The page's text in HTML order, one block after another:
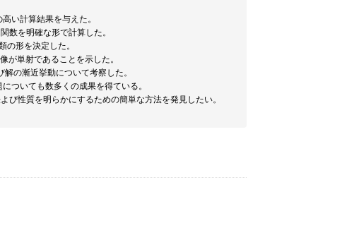
い計算結果を与えた。
数を明確な形で計算した。
の形を決定した。
が単射であることを示した。
の漸近挙動について考察した。
ついても数多くの成果を得ている。
性質を明らかにするための簡単な方法を発見したい。